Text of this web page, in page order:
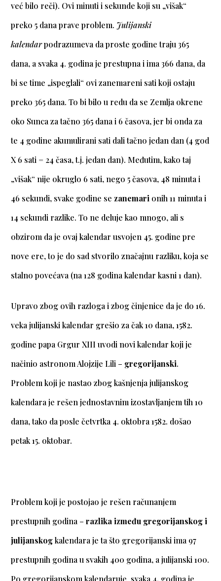
već bilo reči). Ovi minuti i sekunde koji su „višak“
preko 5 dana prave problem. Julijanski
kalendarpodrazumeva da proste godine traju 365
dana, a svaka 4. godina je prestupna i ima 366 dana, da
bi se time „ispeglali“ ovi zanemareni sati koji ostaju
preko 365 dana. To bi bilo u redu da se Zemlja okrene
oko Sunca za tačno 365 dana i 6 časova, jer bi onda za
te 4 godine akumulirani sati dali tačno jedan dan (4 god
X 6 sati = 24 časa, t.j. jedan dan). Međutim, kako taj
„višak“ nije okruglo 6 sati, nego 5 časova, 48 minuta i
46 sekundi, svake godine se zanemari onih 11 minuta i
14 sekundi razlike. To ne deluje kao mnogo, ali s
obzirom da je ovaj kalendar usvojen 45. godine pre
nove ere, to je do sad stvorilo značajnu razliku, koja se
stalno povećava (na 128 godina kalendar kasni 1 dan).
Upravo zbog ovih razloga i zbog činjenice da je do 16.
veka julijanski kalendar grešio za čak 10 dana, 1582.
godine papa Grgur XIII uvodi novi kalendar koji je
načinio astronom Alojzije Lili – gregorijanski.
Problem koji je nastao zbog kašnjenja julijanskog
kalendara je rešen jednostavnim izostavljanjem tih 10
dana, tako da posle četvrtka 4. oktobra 1582. došao
petak 15. oktobar.
Problem koji je postojao je rešen računanjem
prestupnih godina –razlika između gregorijanskog i
julijanskogkalendara je ta što gregorijanski ima 97
prestupnih godina u svakih 400 godina, a julijanski 100.
Po gregorijanskom kalendaruje svaka 4. godina je